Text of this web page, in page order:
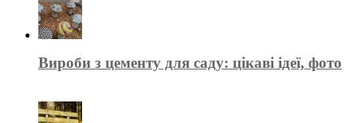
Вироби з цементу для саду: цікаві ідеї, фото